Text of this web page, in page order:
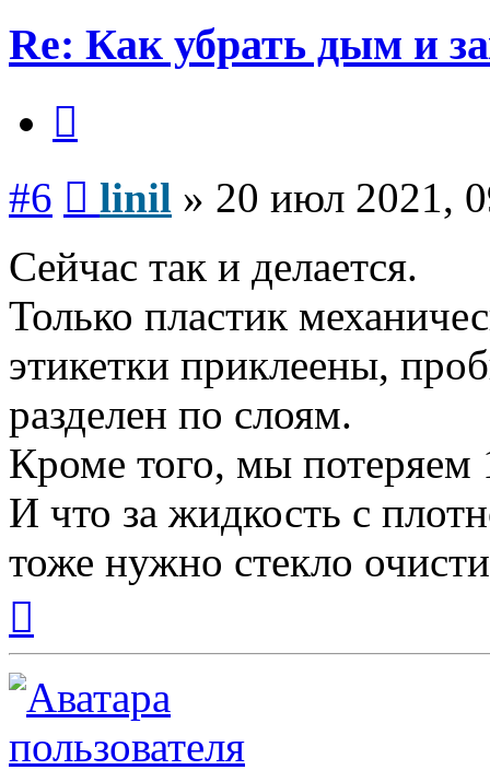
Re: Как убрать дым и
#6 linil » 20 июл 2021,
Сейчас так и делается.
Только пластик
этикетки приклеены,
разделен по слоям.
Кроме того, мы потеряем
И что за жидкость с
тоже нужно стекло
началу